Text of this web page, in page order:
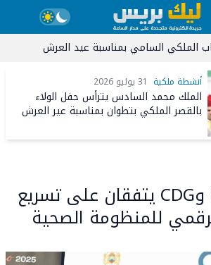
السامي بمناسبة عيد العرش المجيد
والحضور الجماهيري أكبر رسالة سياسيةأنشطة ملكية 31 يوليو 2026
الملك محمد السادس يترأس حفل الولاء
بالقصر الملكي بتطوان بمناسبة عير العرش
وزارة الصحة وCDG يتفقان على تسريع
للمنظومة الصحية